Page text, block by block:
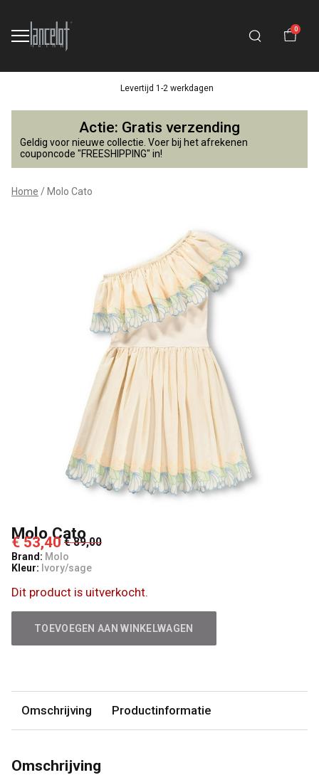
0
Levertijd 1-2 werkdagen
Molo
Cato
Lancelot
Actie: Gratis verzending
Geldig voor nieuwe collectie. Voer bij het afrekenen
couponcode "FREESHIPPING" in!
Home Molo Cato
Molo Cato
€ 53,40 € 89,00
Brand: Molo
Kleur: Ivory/sage
Dit product is uitverkocht.
TOEVOEGEN AAN WINKELWAGEN
Omschrijving Productinformatie
Omschrijving